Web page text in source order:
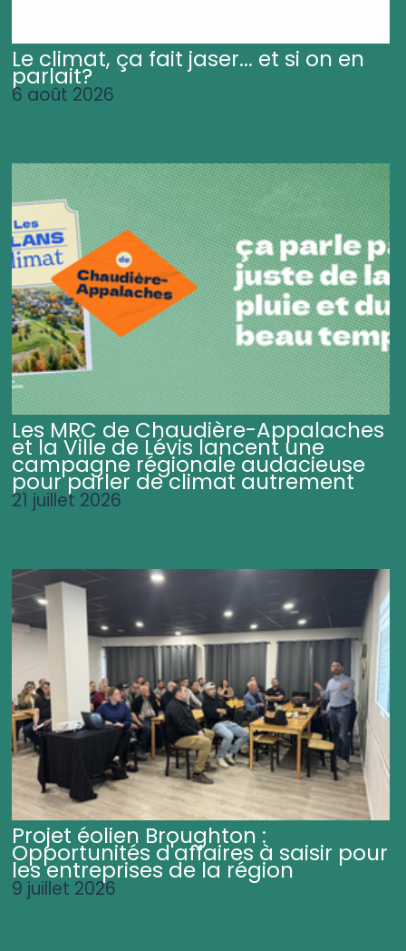
Le climat, ça fait jaser... et si on en
parlait?
6 août 2026
Les MRC de Chaudière-Appalaches
et la Ville de Lévis lancent une
campagne régionale audacieuse
pour parler de climat autrement
21 juillet 2026
Projet éolien Broughton :
Opportunités d'affaires à saisir pour
les entreprises de la région
9 juillet 2026